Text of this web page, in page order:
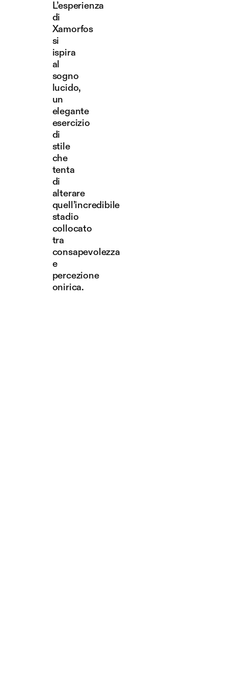
L’esperienza
di
Xamorfos
si
ispira
al
sogno
lucido,
un
elegante
esercizio
di
stile
che
tenta
di
alterare
quell’incredibile
stadio
collocato
tra
consapevolezza
e
percezione
onirica.